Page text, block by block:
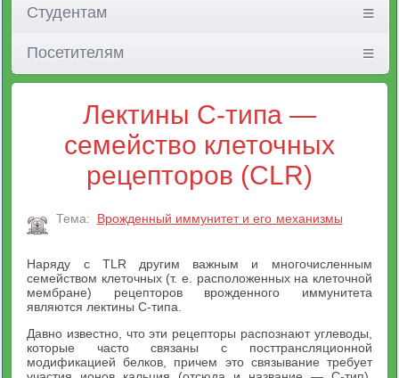
Студентам
Посетителям
Лектины С-типа —
семейство клеточных
рецепторов (CLR)
Тема: Врожденный иммунитет и его механизмы
Наряду с TLR другим важным и многочисленным
семейством клеточных (т. е. расположенных на клеточной
мембране) рецепторов врожденного иммунитета
являются лектины С-типа.
Давно известно, что эти рецепторы распознают углеводы,
которые часто связаны с посттрансляционной
модификацией белков, причем это связывание требует